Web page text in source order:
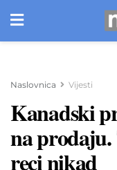
Naslovnica Vijesti
Kanadski
na
reci nikad